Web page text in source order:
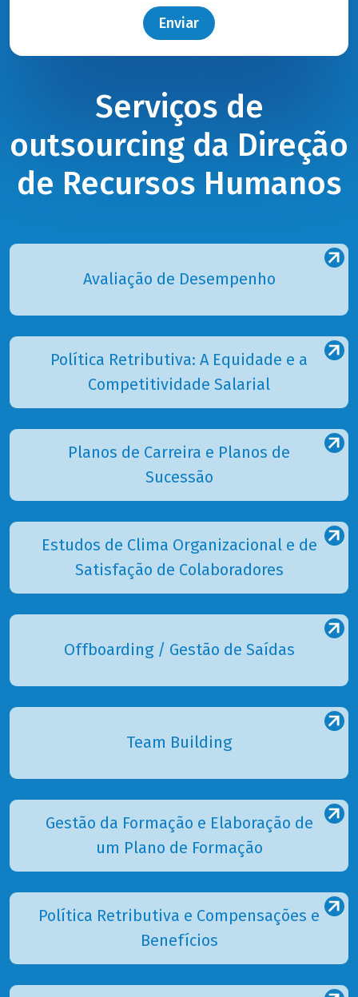
Enviar
Serviços de
outsourcing da Direção
de Recursos Humanos
Avaliação de Desempenho
Política Retributiva: A Equidade e a
Competitividade Salarial
Planos de Carreira e Planos de
Sucessão
Estudos de Clima Organizacional e de
Satisfação de Colaboradores
Offboarding / Gestão de Saídas
Team Building
Gestão da Formação e Elaboração de
um Plano de Formação
Política Retributiva e Compensações e
Benefícios